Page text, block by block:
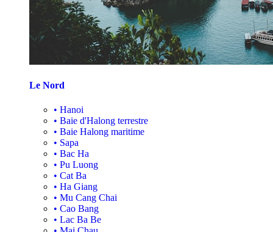
Le Nord
• Hanoi
• Baie d'Halong terrestre
• Baie Halong maritime
• Sapa
• Bac Ha
• Pu Luong
• Cat Ba
• Ha Giang
• Mu Cang Chai
• Cao Bang
• Lac Ba Be